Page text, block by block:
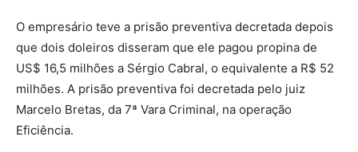
O empresário teve a prisão preventiva decretada depois
que dois doleiros disseram que ele pagou propina de
US$ 16,5 milhões a Sérgio Cabral, o equivalente a R$ 52
milhões. A prisão preventiva foi decretada pelo juiz
Marcelo Bretas, da 7ª Vara Criminal, na operação
Eficiência.